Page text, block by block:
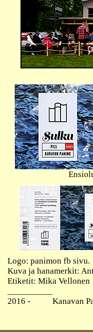
Logo: panimon fb sivu.
Kuva ja hanamerkit:
Etiketit: Mika Vellonen
2016 -
Kanavan